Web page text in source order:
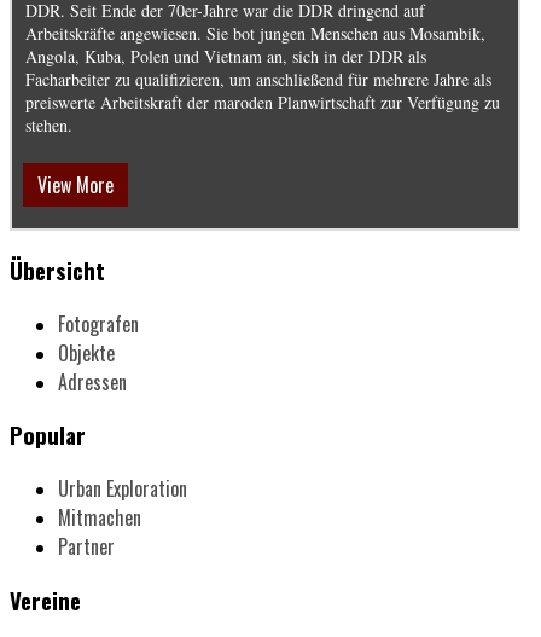
DDR. Seit Ende der 70er-Jahre war die DDR dringend auf
Arbeitskräfte angewiesen. Sie bot jungen Menschen aus Mosambik,
Angola, Kuba, Polen und Vietnam an, sich in der DDR als
Facharbeiter zu qualifizieren, um anschließend für mehrere Jahre als
preiswerte Arbeitskraft der maroden Planwirtschaft zur Verfügung zu
stehen.
View More
Übersicht
Fotografen
Objekte
Adressen
Popular
Urban Exploration
Mitmachen
Partner
Vereine